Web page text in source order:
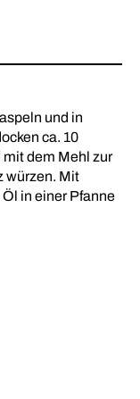
und in
ca. 10
dem Mehl zur
würzen. Mit
in einer Pfanne